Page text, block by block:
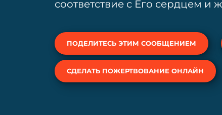
соответствие с Его сердцем и
ПОДЕЛИТЕСЬ ЭТИМ СООБЩЕНИЕМ
СДЕЛАТЬ ПОЖЕРТВОВАНИЕ ОНЛАЙН